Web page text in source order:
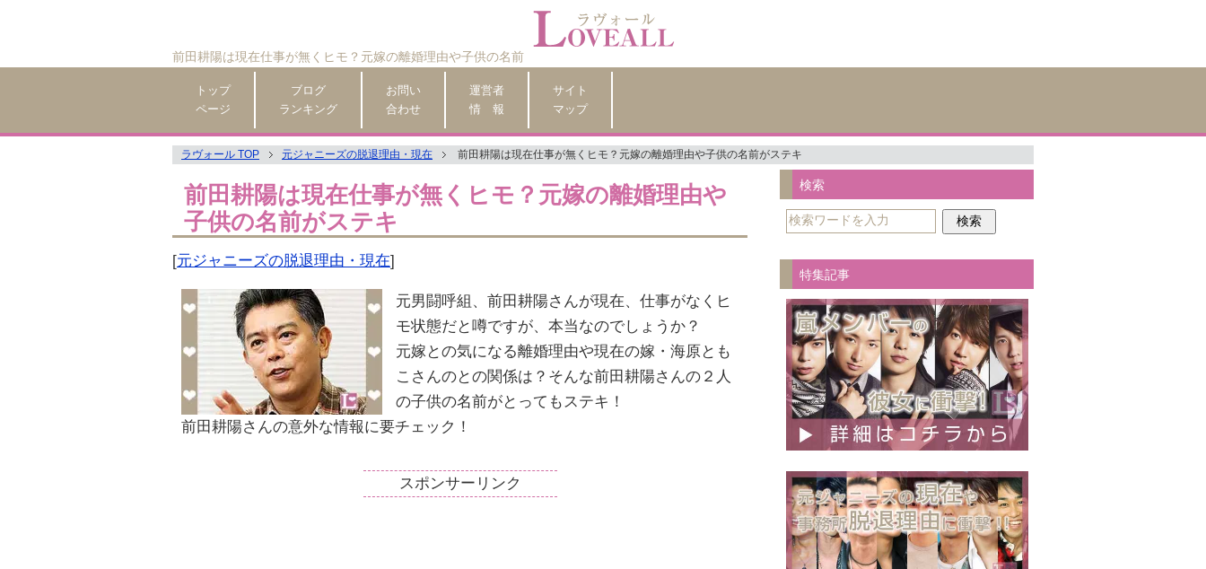
前田耕陽は現在仕事が無くヒモ？元嫁の離婚理由や子供の名前
トップ
ページ
ブログ
ランキング
お問い
合わせ
運営者
情 報
サイト
マップ
ラヴォール TOP 元ジャニーズの脱退理由・現在 前田耕陽は現在仕事が無くヒモ？元嫁の離婚理由や子供の名前がステキ
前田耕陽は現在仕事が無くヒモ？元嫁の離婚理由や
子供の名前がステキ
[元ジャニーズの脱退理由・現在]
元男闘呼組、前田耕陽さんが現在、仕事がなくヒ
モ状態だと噂ですが、本当なのでしょうか？
元嫁との気になる離婚理由や現在の嫁・海原とも
こさんのとの関係は？そんな前田耕陽さんの２人
の子供の名前がとってもステキ！
前田耕陽さんの意外な情報に要チェック！
スポンサーリンク
検索
特集記事